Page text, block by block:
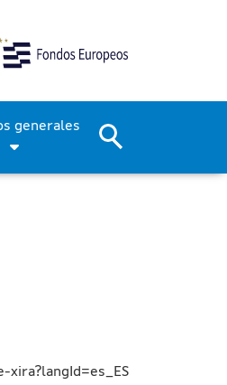
en la